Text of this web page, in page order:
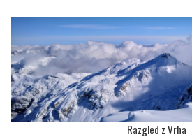
Razgled z Vrha